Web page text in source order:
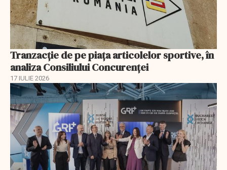
Tranzacție de pe piața articolelor sportive, în
analiza Consiliului Concurenţei
17 IULIE 2026